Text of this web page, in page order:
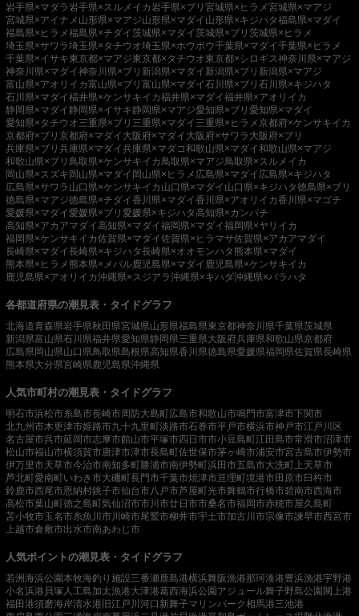
岩手県×マダラ 岩手県×スルメイカ 岩手県×ブリ 宮城県×ヒラメ宮城県×マアジ
宮城県×アイナメ 山形県×マアジ山形県×マダイ 山形県×キジハタ福島県×マダイ
福島県×ヒラメ福島県×チダイ茨城県×マダイ茨城県×ブリ 茨城県×ヒラメ
埼玉県×サワラ埼玉県×タチウオ埼玉県×ホウボウ千葉県×マダイ千葉県×ヒラメ
千葉県×イサキ東京都×マアジ東京都×タチウオ東京都×シロギス神奈川県×マアジ
神奈川県×マダイ神奈川県×ブリ 新潟県×マダイ 新潟県×ブリ 新潟県×マアジ
富山県×アオリイカ富山県×ブリ 富山県×マダイ石川県×ブリ 石川県×キジハタ
石川県×マダイ福井県×ケンサキイカ福井県×マダイ福井県×アオリイカ
静岡県×マダイ静岡県×イサキ静岡県×マアジ愛知県×ブリ 愛知県×マダイ
愛知県×タチウオ三重県×ブリ 三重県×マダイ 三重県×ヒラメ京都府×ケンサキイカ
京都府×ブリ 京都府×マダイ 大阪府×マダイ 大阪府×サワラ 大阪府×ブリ
兵庫県×ブリ 兵庫県×マダイ兵庫県×マダコ和歌山県×マダイ和歌山県×マアジ
和歌山県×ブリ 鳥取県×ケンサキイカ 鳥取県×マアジ鳥取県×スルメイカ
岡山県×スズキ岡山県×マダイ 岡山県×ヒラメ 広島県×マダイ 広島県×キジハタ
広島県×サワラ 山口県×ケンサキイカ 山口県×マダイ 山口県×キジハタ徳島県×ブリ
徳島県×マアジ徳島県×チダイ香川県×マダイ香川県×アオリイカ香川県×マゴチ
愛媛県×マダイ愛媛県×ブリ 愛媛県×キジハタ高知県×カンパチ
高知県×アカアマダイ高知県×マダイ福岡県×マダイ福岡県×ヤリイカ
福岡県×ケンサキイカ佐賀県×マダイ佐賀県×ヒラマサ佐賀県×アカアマダイ
長崎県×マダイ長崎県×キジハタ長崎県×オオモンハタ 熊本県×マダイ
熊本県×ヒラメ 熊本県×メバル鹿児島県×マダイ 鹿児島県×ケンサキイカ
鹿児島県×アオリイカ沖縄県×スジアラ沖縄県×キハダ沖縄県×バラハタ
各都道府県の潮見表・タイドグラフ
北海道青森県岩手県秋田県宮城県山形県福島県東京都神奈川県千葉県茨城県
新潟県富山県石川県福井県愛知県静岡県三重県大阪府兵庫県和歌山県京都府
広島県岡山県山口県鳥取県島根県高知県香川県徳島県愛媛県福岡県佐賀県長崎県
熊本県大分県宮崎県 鹿児島県沖縄県
人気市町村の潮見表・タイドグラフ
明石市浜松市糸島市長崎市周防大島町広島市和歌山市鳴門市富津市下関市
北九州市木更津市姫路市九十九里町淡路市石巻市平戸市横浜市神戸市江戸川区
名古屋市呉市延岡市志摩市館山市平塚市四日市市小豆島町江田島市常滑市沼津市
松山市福山市横須賀市唐津市津市長島町佐世保市茅ヶ崎市浦安市宮古島市伊勢市
伊万里市天草市今治市南知多町勝浦市南伊勢町浜田市五島市大洗町 上天草市
芦北町愛南町いわき市大磯町長門市千葉市焼津市亘理町境港市田原市臼杵市
鈴鹿市西尾市恩納村銚子市仙台市八戸市芦屋町光市舞鶴市行橋市碧南市西海市
高松市葉山町徳之島町気仙沼市市川市廿日市市桑名市福岡市赤穂市屋久島町
苫小牧市玉名市糸魚川市 川崎市尾鷲市柳井市宇土市加古川市宗像市諫早市西宮市
上越市倉敷市出水市南あわじ市
人気ポイントの潮見表・タイドグラフ
若洲海浜公園本牧海釣り施設三番瀬 鹿島港横浜舞阪漁港那珂湊港豊浜漁港宇野港
小名浜港 貝塚人工島加太漁港大津港葛西海浜公園アジュール舞子野島公園閖上港
福田港須磨海岸清水港 旧江戸川河口 新舞子マリンパーク相馬港三池港